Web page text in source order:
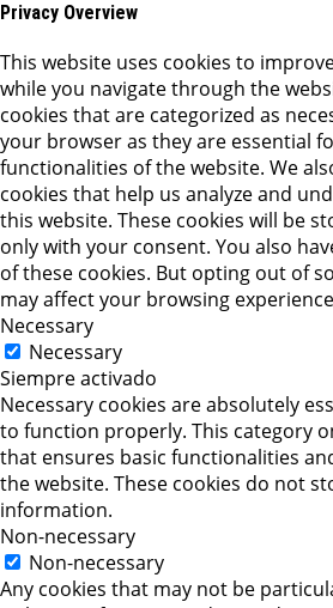
Privacy Overview
This website uses cookies to
while you navigate through the
cookies that are categorized as
your browser as they are essential
functionalities of the website. We
cookies that help us analyze and
this website. These cookies will be
only with your consent. You also
of these cookies. But opting out of
may affect your browsing
Necessary
Necessary
Siempre activado
Necessary cookies are absolutely
to function properly. This category
that ensures basic functionalities
the website. These cookies do not
information.
Non-necessary
Non-necessary
Any cookies that may not be